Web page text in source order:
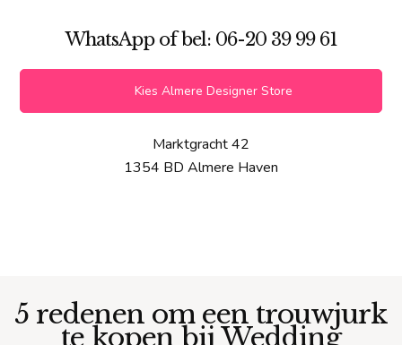
WhatsApp of bel: 06-20 39 99 61
Kies Almere Designer Store
Marktgracht 42
1354 BD Almere Haven
5 redenen om een trouwjurk
te kopen bij Wedding